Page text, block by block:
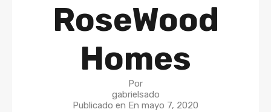
RoseWood
Homes
Por
gabrielsado
Publicado en En mayo 7, 2020